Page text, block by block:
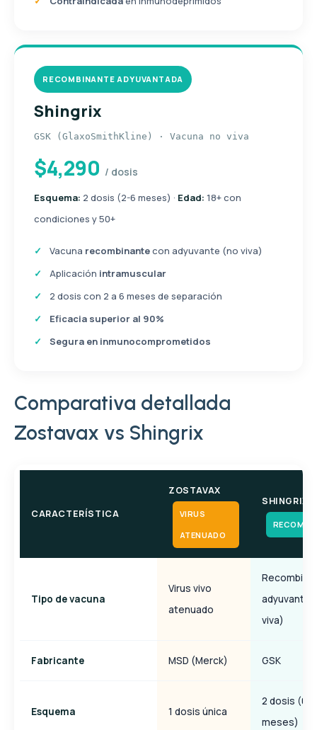
RECOMBINANTE ADYUVANTADA
Shingrix
GSK (GlaxoSmithKline) · Vacuna no viva
$4,290 / dosis
Esquema: 2 dosis (2-6 meses) · Edad: 18+ con
condiciones y 50+
Vacuna recombinantecon adyuvante (no viva)
Aplicación intramuscular
2 dosis con 2 a 6 meses de separación
Eficacia superior al 90%
Segura en inmunocomprometidos
Comparativa detallada
Zostavax vs Shingrix
CARACTERÍSTICA
ZOSTAVAX
VIRUS
ATENUADO
SHINGRIX
Tipo de vacuna
Virus vivo
atenuado
viva)
Fabricante MSD (Merck) GSK
Esquema 1 dosis única
2 dosis (0 y
meses)